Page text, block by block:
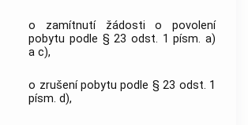
o zamítnutí žádosti o povolení
pobytu podle § 23 odst. 1 písm. a)
a c),
o zrušení pobytu podle § 23 odst. 1
písm. d),